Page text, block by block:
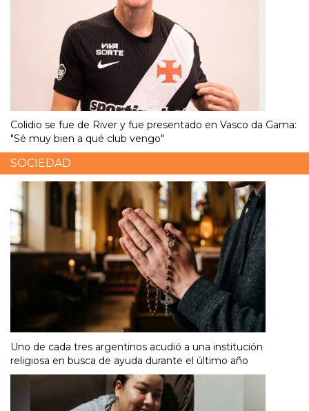
Colidio se fue de River y fue presentado en Vasco da Gama:
"Sé muy bien a qué club vengo"
SOCIEDAD
Uno de cada tres argentinos acudió a una institución
religiosa en busca de ayuda durante el último año